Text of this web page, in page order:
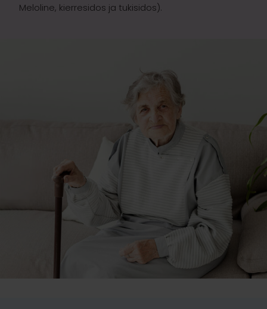
Meloline, kierresidos ja tukisidos).